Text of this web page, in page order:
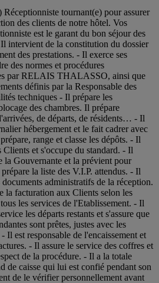
Réceptionniste tournant(e) pour assurer
des clients de notre hôtel. Vos
est le garant du bon séjour des
intervient de la constitution du dossier
des prestations. - Il exerce ses
des normes et procédures
par RELAIS THALASSO, ainsi que
définis par la Responsable des
techniques - Il prépare les
des chambres. Il prépare
de départs, de résidents… - Il
hébergement et le fait cadrer avec
range et classe les dépôts. - Il
Clients et s'occupe du standard. - Il
la Gouvernante et la prévient pour
la liste des V.I.P. attendus. - Il
administratifs de la réception.
la facturation aux Clients selon les
les services de l'Etablissement. - Il
les départs restants et s'assure que
sont prêtes, justes avec les
Il est responsable de l'encaissement et
- Il assure le service des coffres et
de la procédure. - Il a la totale
de caisse qui lui est confié pendant son
de le vérifier personnellement avant